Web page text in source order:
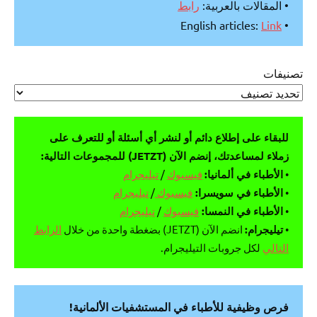
• المقالات بالعربية: رابط
• English articles:
Link
تصنيفات
للبقاء على إطلاع دائم أو لنشر أي أسئلة أو للتعرف على
زملاء لمساعدتك، إنضم الآن (JETZT) للمجموعات التالية:
•الأطباء في ألمانيا: فيسبوك / تيليجرام
•الأطباء في سويسرا: فيسبوك / تيليجرام
•الأطباء في النمسا: فيسبوك / تيليجرام
•تيليجرام: انضم الآن (JETZT) بضغطة واحدة من خلال
الرابط
التالي لكل جروبات التيليجرام.
فرص وظيفية للأطباء في المستشفيات الألمانية!